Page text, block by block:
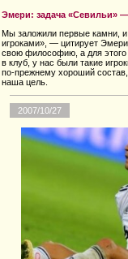
Эмери: задача «Севильи»
Мы заложили первые камни,
игроками», — цитирует
свою философию, а для этого
в клуб, у нас были такие
по-прежнему хороший
наша цель.
2007/10/27